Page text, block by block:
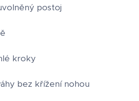
postoj
kroky
bez křížení nohou